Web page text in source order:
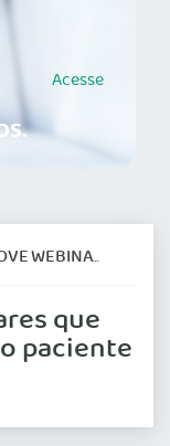
Acesse
A SEGURANÇA DO PACIENTE
que
paciente